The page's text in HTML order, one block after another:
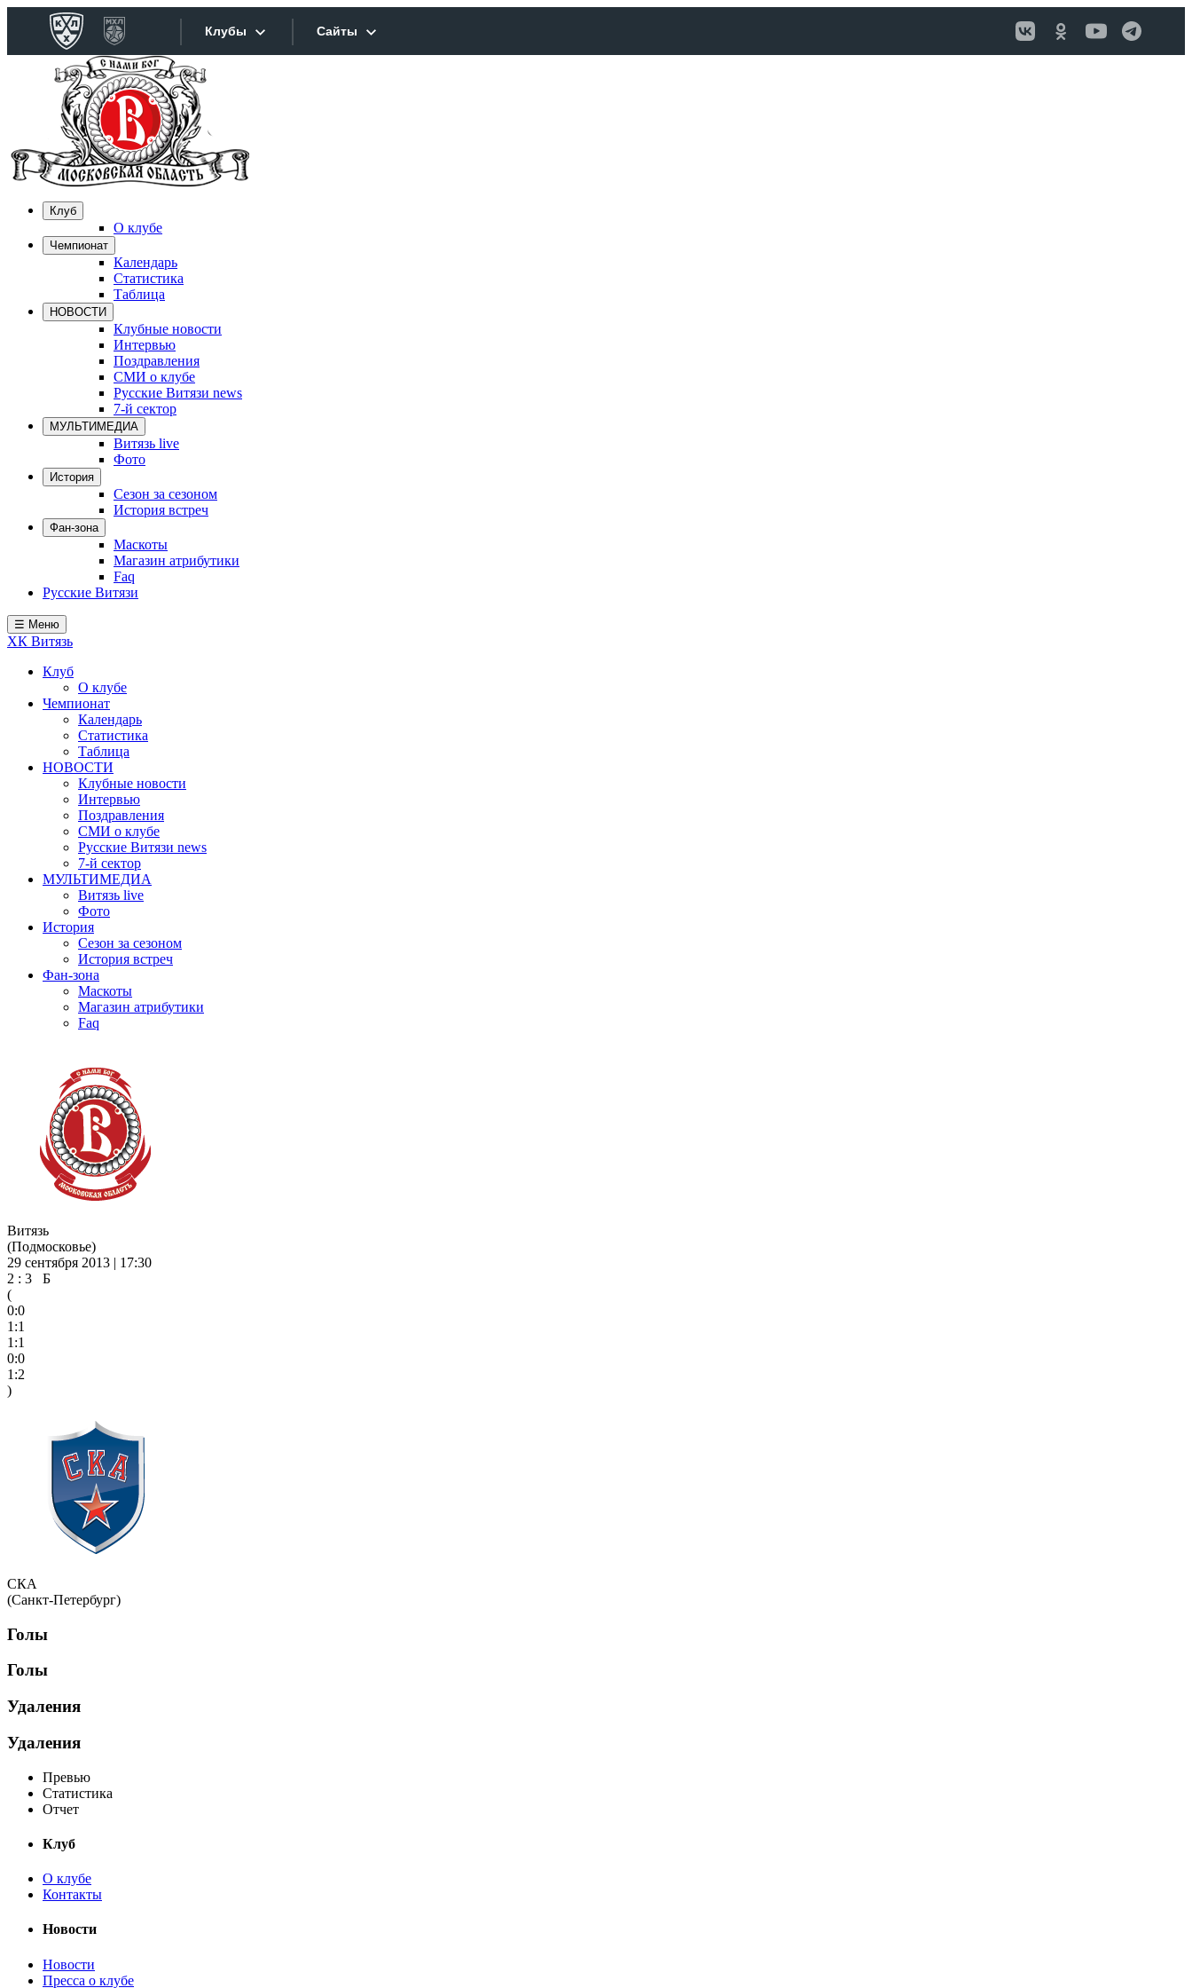
Клубы
Дивизион Боброва
Лада
СКА
Дивизион Тарасова
Сайты
Клуб
О клубе
Чемпионат
Календарь
Статистика
Таблица
НОВОСТИ
Клубные новости
Интервью
Поздравления
СМИ о клубе
Русские Витязи news
7-й сектор
МУЛЬТИМЕДИА
Витязь live
Фото
История
Сезон за сезоном
История встреч
Фан-зона
Маскоты
Магазин атрибутики
Faq
Русские Витязи
☰ Меню
ХК Витязь
Клуб
О клубе
Чемпионат
Календарь
Статистика
Таблица
НОВОСТИ
Клубные новости
Интервью
Поздравления
СМИ о клубе
Русские Витязи news
7-й сектор
МУЛЬТИМЕДИА
Витязь live
Фото
История
Сезон за сезоном
История встреч
Фан-зона
Маскоты
Магазин атрибутики
Faq
Витязь
(Подмосковье)
29 сентября 2013 | 17:30
2 : 3 Б
(
0:0
1:1
1:1
0:0
1:2
)
СКА
(Санкт-Петербург)
Голы
Голы
Удаления
Удаления
Превью
Статистика
Отчет
Клуб
О клубе
Контакты
Новости
Новости
Пресса о клубе